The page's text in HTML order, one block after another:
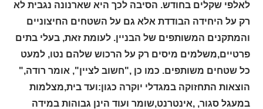
לאלפי שקלים בחודש. הסיבה לכך היא שארנונה נגבית לא
רק על היחידה הבודדת אלא גם על השטחים החיצוניים
והמתקנים המשותפים של הבניין. לעומת זאת, בעלי בתים
פרטיים,משלמים מיסים רק על הרכוש שלהם נטו, למעט
כל שטחים משותפים. כמו כן ,"חשוב לציין", אומר רודה,"
הוצאות התחזוקה במגדלי יוקרה כגון:ועד בית,מצלמות
במעגל סגור, ,אינטרנט,שומר ועוד הינן גבוהות במידה